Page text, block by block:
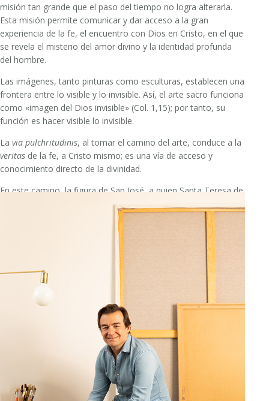
misión tan grande que el paso del tiempo no logra alterarla.
Esta misión permite comunicar y dar acceso a la gran
experiencia de la fe, el encuentro con Dios en Cristo, en el que
se revela el misterio del amor divino y la identidad profunda
del hombre.
Las imágenes, tanto pinturas como esculturas, establecen una
frontera entre lo visible y lo invisible. Así, el arte sacro funciona
como «imagen del Dios invisible» (Col. 1,15); por tanto, su
función es hacer visible lo invisible.
La via pulchritudinis, al tomar el camino del arte, conduce a la
veritas de la fe, a Cristo mismo; es una vía de acceso y
conocimiento directo de la divinidad.
En este camino, la figura de San José, a quien Santa Teresa de
escultor cuyo oficio es hacernos santos
una enorme inspiración para nosotros.